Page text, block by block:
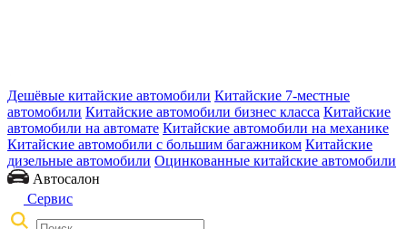
Дешёвые китайские автомобили Китайские 7-местные
автомобили Китайские автомобили бизнес класса Китайские
автомобили на автомате Китайские автомобили на механике
Китайские автомобили с большим багажником Китайские
дизельные автомобили Оцинкованные китайские автомобили
Автосалон
Сервис